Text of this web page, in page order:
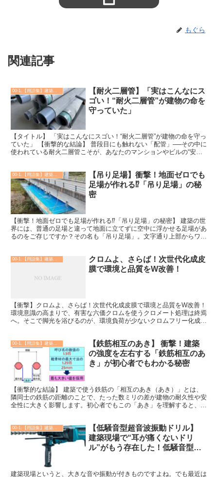
もぐら
関連記事
【耐火二層管】「実はこんなにス
ゴい！“耐火二層管”が建物の命を
守っていた」
【タイトル】 「実はこんなにスゴい！“耐火二層管”が建物の命を守っ
ていた」 【衝撃的な結論】 普段目にも触れない「配管」──その中に
使われている耐火二層管こそが、あなたのマンションやビルの“安
00-1.【用語集】建築・土木・設備
【吊り足場】衝撃！地面ゼロでも
足場が作れる⁉︎「吊り足場」の秘
密
【衝撃！地面ゼロでも足場が作れる⁉︎「吊り足場」の秘密】 建築の世
界には、普通の足場と違って地面に立てずに空中に浮かせる足場があ
るのをご存じですか？その名も「吊り足場」。文字通り上部からワイ
00-1.【用語集】建築・土木・設備
クロムよ、さらば！次世代化成皮
膜で環境と品質をW改善！
【衝撃】クロムよ、さらば！次世代化成皮膜で環境と品質をW改善！
環境意識の高まりで、有害な六価クロムを使うクロメート処理は終焉
へ。そこで脚光を浴びるのが、環境負荷が少ないクロムフリー化成皮
00-1.【用語集】建築・土木・設備
【鉄筋相互のあき】 衝撃！建築
の強度を左右する「鉄筋相互のあ
き」が初心者でもわかる秘密
【衝撃的な結論】 建築で使う鉄筋の「相互のあき（あき）」とは、
隣同士の鉄筋の距離のことで、たった数ミリの差が建物の耐久性や安
全性に大きく影響します。初心者でもこの「あき」を理解すると、配
00-1.【用語集】建築・土木・設備
【低騒音型超音波振動ドリル】
建築現場で“耳が痛くないドリ
ル”がもう存在した！低騒音型超
建築現場というと、大きな音や振動が付きものですよね。でも最近は